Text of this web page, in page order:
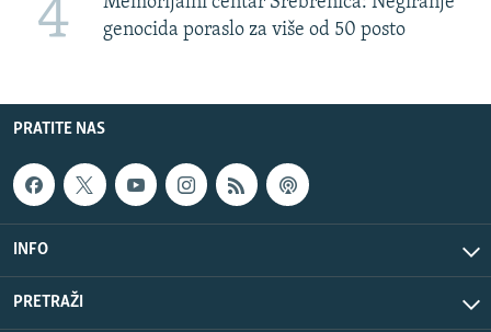
4
genocida poraslo za više od 50 posto
PRATITE NAS
INFO
PRETRAŽI